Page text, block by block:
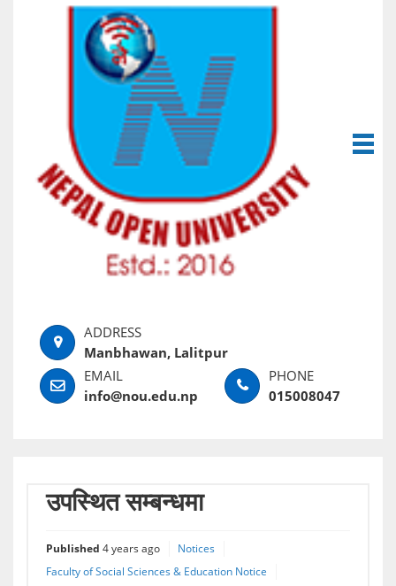
Manbhawan, Lalitpur
info@nou.edu.np 015008047
उपस्थित सम्बन्धमा
Published 4 years ago
Notices
Faculty of Social Sciences & Education Notice